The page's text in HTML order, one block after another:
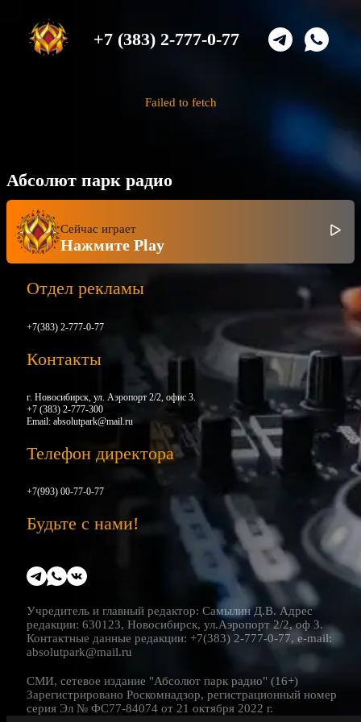
+7 (383) 2-777-0-77
Failed to fetch
Абсолют парк радио
Сейчас играет
Нажмите Play
Отдел рекламы
+7(383) 2-777-0-77
Контакты
г. Новосибирск, ул. Аэропорт 2/2, офис 3.
+7 (383) 2-777-300
Email: absolutpark@mail.ru
Телефон директора
+7(993) 00-77-0-77
Будьте с нами!
Учредитель и главный редактор: Самылин Д.В. Адрес
редакции: 630123, Новосибирск, ул.Аэропорт 2/2, оф 3.
Контактные данные редакции: +7(383) 2-777-0-77, e-mail:
absolutpark@mail.ru
СМИ, сетевое издание "Абсолют парк радио" (16+)
Зарегистрировано Роскомнадзор, регистрационный номер
серия Эл № ФС77-84074 от 21 октября 2022 г.